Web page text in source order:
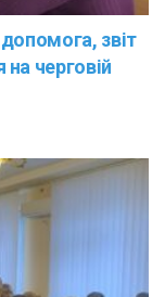
звіт
черговій